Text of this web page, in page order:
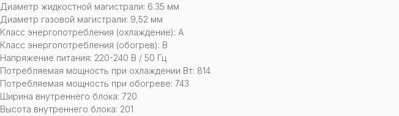
Диаметр жидкостной магистрали: 6.35 мм
Диаметр газовой магистрали: 9,52 мм
Класс энергопотребления (охлаждение): А
Класс энергопотребления (обогрев): B
Напряжение питания: 220-240 В / 50 Гц
Потребляемая мощность при охлаждении Вт: 814
Потребляемая мощность при обогреве: 743
Ширина внутреннего блока: 720
Высота внутреннего блока: 201